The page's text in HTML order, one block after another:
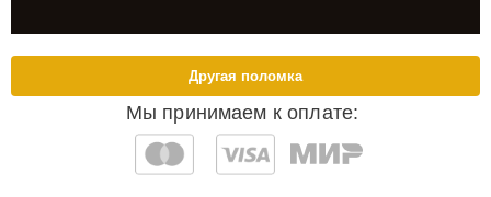
Мы принимаем к оплате:
Другая поломка